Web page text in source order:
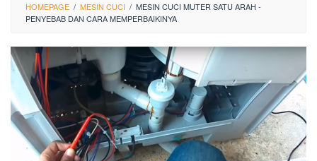
HOMEPAGE / MESIN CUCI / MESIN CUCI MUTER SATU ARAH -
PENYEBAB DAN CARA MEMPERBAIKINYA